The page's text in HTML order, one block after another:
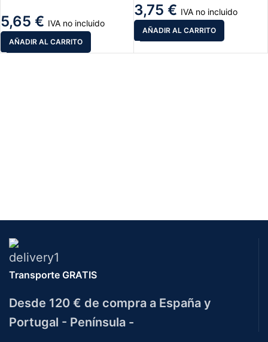
5,65 € IVA no incluido
AÑADIR AL CARRITO
3,75 € IVA no incluido
AÑADIR AL CARRITO
Transporte GRATIS
Desde 120 € de compra a España y
Portugal - Península -